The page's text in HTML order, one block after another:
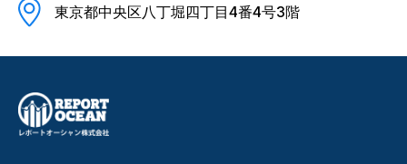
東京都中央区八丁堀四丁目4番4号3階